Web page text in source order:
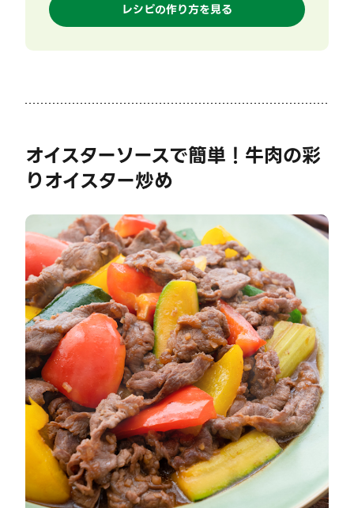
レシピの作り方を見る
オイスターソースで簡単！牛肉の彩
りオイスター炒め